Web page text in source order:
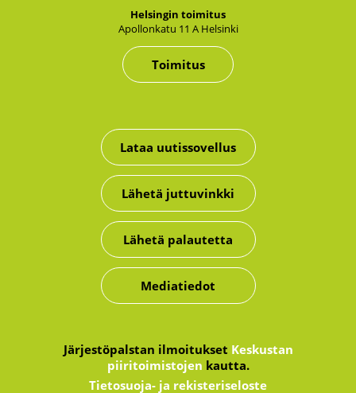
Hel­sin­gin toi­mi­tus
Apol­lon­ka­tu 11 A Hel­sin­ki
Toimitus
Lataa uutissovellus
Lähetä juttuvinkki
Lähetä palautetta
Mediatiedot
Järjestöpalstan ilmoitukset Keskustan
piiritoimistojen kautta.
Tietosuoja- ja rekisteriseloste